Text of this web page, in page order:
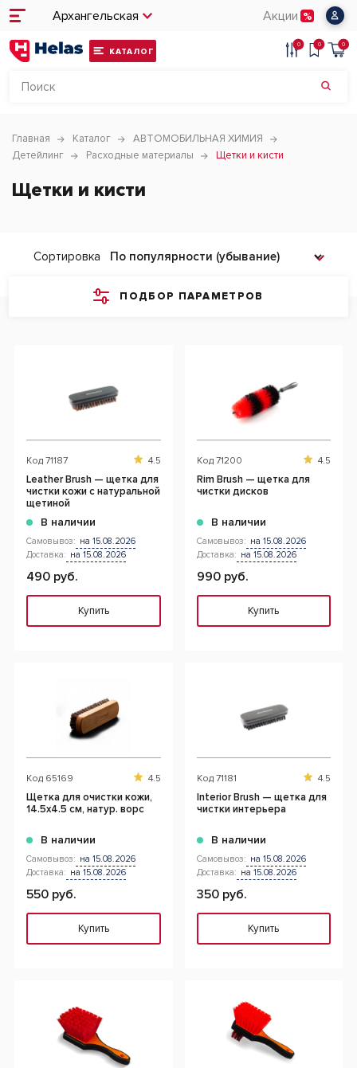
Архангельская Акции
КАТАЛОГ
0 0 0
Главная Каталог
АВТОМОБИЛЬНАЯ ХИМИЯ
Детейлинг
Расходные материалы Щетки и кисти
Щетки и кисти
ПОДБОР ПАРАМЕТРОВ
Сортировка
Код 71187 4.5
Leather Brush — щетка для
чистки кожи с натуральной
щетиной
В наличии
Самовывоз: на 15.08.2026
Доставка: на 15.08.2026
490 руб.
Купить
Код 71200 4.5
Rim Brush — щетка для
чистки дисков
В наличии
Самовывоз: на 15.08.2026
Доставка: на 15.08.2026
990 руб.
Купить
Код 65169 4.5
Щетка для очистки кожи,
14.5x4.5 см, натур. ворс
В наличии
Самовывоз: на 15.08.2026
Доставка: на 15.08.2026
550 руб.
Купить
Код 71181 4.5
Interior Brush — щетка для
чистки интерьера
В наличии
Самовывоз: на 15.08.2026
Доставка: на 15.08.2026
350 руб.
Купить